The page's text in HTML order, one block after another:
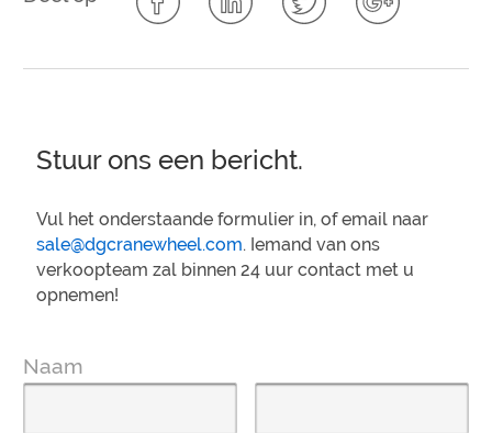
Stuur ons een bericht.
Vul het onderstaande formulier in, of email naar
sale@dgcranewheel.com. Iemand van ons
verkoopteam zal binnen 24 uur contact met u
opnemen!
Naam